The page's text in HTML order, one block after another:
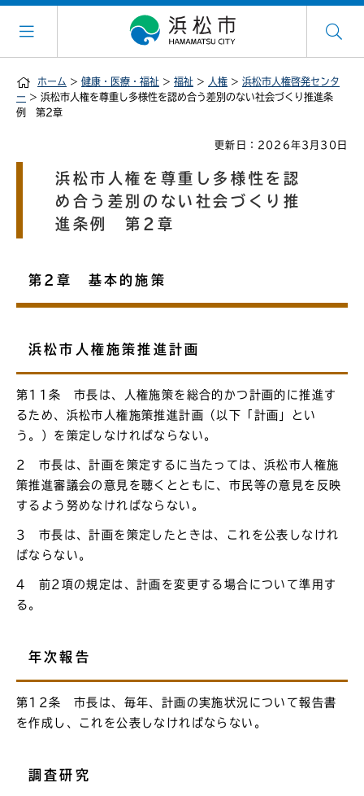
ホーム > 健康・医療・福祉 > 福祉 > 人権 > 浜松市人権啓発センタ
ー > 浜松市人権を尊重し多様性を認め合う差別のない社会づくり推進条
例 第2章
更新日：2026年3月30日
浜松市人権を尊重し多様性を認
め合う差別のない社会づくり推
進条例 第2章
第2章 基本的施策
浜松市人権施策推進計画
第11条 市長は、人権施策を総合的かつ計画的に推進す
るため、浜松市人権施策推進計画（以下「計画」とい
う。）を策定しなければならない。
2 市長は、計画を策定するに当たっては、浜松市人権施
策推進審議会の意見を聴くとともに、市民等の意見を反映
するよう努めなければならない。
3 市長は、計画を策定したときは、これを公表しなけれ
ばならない。
4 前2項の規定は、計画を変更する場合について準用す
る。
年次報告
第12条 市長は、毎年、計画の実施状況について報告書
を作成し、これを公表しなければならない。
調査研究